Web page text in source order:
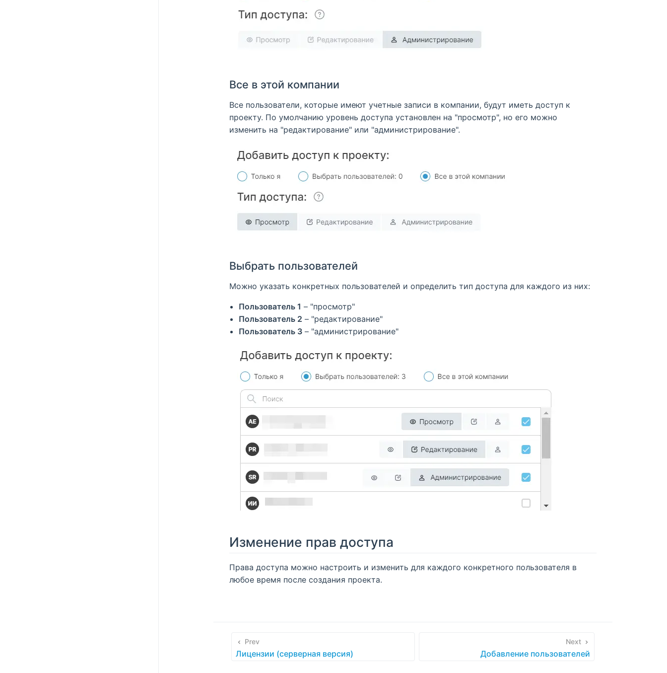
Все в этой компании
Все пользователи, которые имеют учетные записи в компании, будут иметь доступ к
проекту. По умолчанию уровень доступа установлен на "просмотр", но его можно
изменить на "редактирование" или "администрирование".
Выбрать пользователей
Можно указать конкретных пользователей и определить тип доступа для каждого из них:
Пользователь 1 – "просмотр"
Пользователь 2 – "редактирование"
Пользователь 3 – "администрирование"
Изменение прав доступа
Права доступа можно настроить и изменить для каждого конкретного пользователя в
любое время после создания проекта.
Prev
Лицензии (серверная версия)
Next
Добавление пользователей